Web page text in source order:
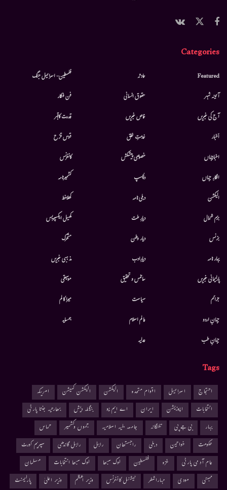
Categories
Featured
آئینہ شہر
آج کی خبریں
أخبار
اخبارجہاں
افکارِ جہاں
الیکشن
بزم شمال
بزنس
بہار نامہ
پارلیمانی خبریں
جرائم
جہانِ اردو
جہانِ طب
حادثہ
حقوق انسانی
خاص خبریں
خدمتِ خلق
خصوصی پیشکش
دلچسپ
دہلی نامہ
دیارِ ملت
دیار وطن
دیارِادب
سائنس و تحقیق
سیاست
عالم اسلام
عدلیہ
فلسطین- اسرائیل جنگ
فن فنکار
قدرت کاقہر
قوس قزح
کانفرنس
کشمیرنامہ
کھلاخط
کھیل ایکسپریس
متحرك
مذہبی خبریں
موسيقى
میرا کالم
ہمسایہ
Tags
احتجاج اسرائیل اقوام متحدہ الیکشن الیکشن کمیشن
امریکہ
انتخابات
اپوزیشن ایران اے ایم یو بنگلہ دیش
بھارتیہ جنتا پارٹی
بہار
بی جے پی تلنگانہ جامعہ ملیہ اسلامیہ جموں وکشمیر
حماس
حکومت
خواتین دہلی راجستھان راہل راہل گاندھی
سپریم کورٹ
عام آدمی پارٹی
غزہ فلسطین لوک سبھا لوک سبھا انتخابات
مسلمان
ممبئی
مودی مہاراشٹر نیشنل کانفرنس وزیر اعظم وزیر اعلیٰ پارلیمنٹ